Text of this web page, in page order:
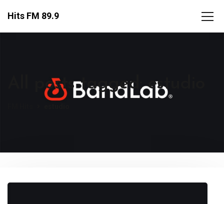
Hits FM 89.9
All posts tagged: estudio